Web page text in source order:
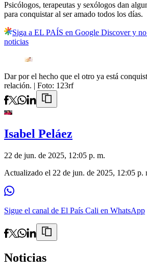
Psicólogos, terapeutas y sexólogos dan
para conquistar al ser amado todos los días.
Siga a EL PAÍS en Google Discover y
noticias
Dar por el hecho que el otro ya está
relación. | Foto: 123rf
Isabel Peláez
22 de jun. de 2025, 12:05 p. m.
Actualizado el 22 de jun. de 2025, 12:05 p.
Sigue el canal de El País Cali en WhatsApp
Noticias